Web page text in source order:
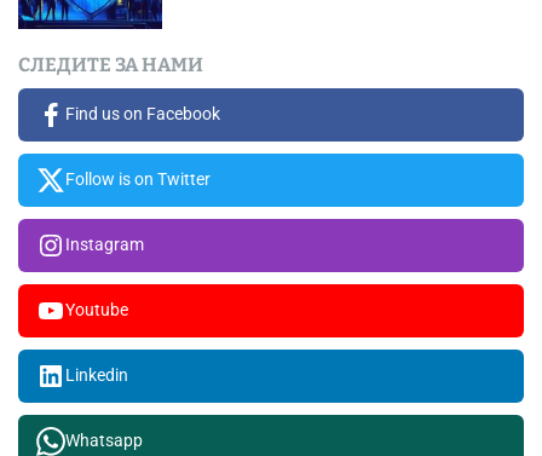
СЛЕДИТЕ ЗА НАМИ
Find us on Facebook
Follow is on Twitter
Instagram
Youtube
Linkedin
Whatsapp